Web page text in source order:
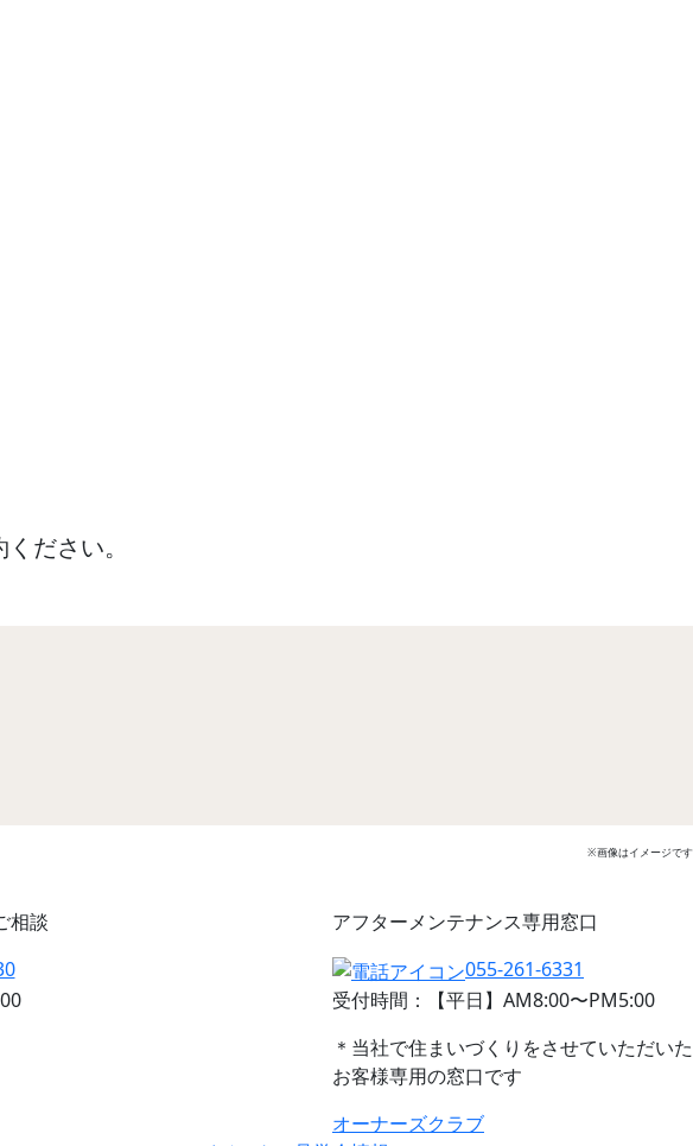
ださい。
※画像はイメージです
相談
アフターメンテナンス専用窓口
055-261-6331
受付時間：【平日】AM8:00〜PM5:00
＊当社で住まいづくりをさせていただいた
お客様専用の窓口です
オーナーズクラブ